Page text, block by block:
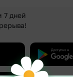
7 дней